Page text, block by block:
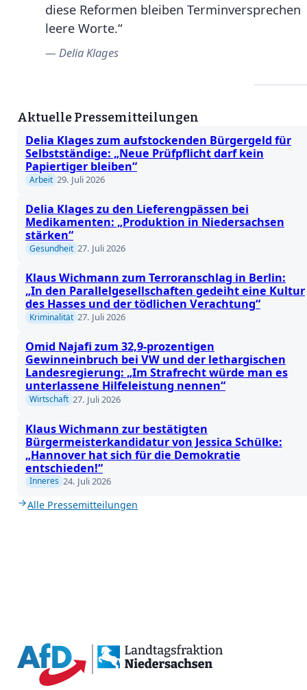
diese Reformen bleiben Terminversprechen
leere Worte.“
Delia Klages
Aktuelle Pressemitteilungen
Delia Klages zum aufstockenden Bürgergeld für
Selbstständige: „Neue Prüfpflicht darf kein
Papiertiger bleiben“
Arbeit 29. Juli 2026
Delia Klages zu den Lieferengpässen bei
Medikamenten: „Produktion in Niedersachsen
stärken“
Gesundheit 27. Juli 2026
Klaus Wichmann zum Terroranschlag in Berlin:
„In den Parallelgesellschaften gedeiht eine Kultur
des Hasses und der tödlichen Verachtung“
Kriminalität 27. Juli 2026
Omid Najafi zum 32,9-prozentigen
Gewinneinbruch bei VW und der lethargischen
Landesregierung: „Im Strafrecht würde man es
unterlassene Hilfeleistung nennen“
Wirtschaft 27. Juli 2026
Klaus Wichmann zur bestätigten
Bürgermeisterkandidatur von Jessica Schülke:
„Hannover hat sich für die Demokratie
entschieden!“
Inneres 24. Juli 2026
Alle Pressemitteilungen